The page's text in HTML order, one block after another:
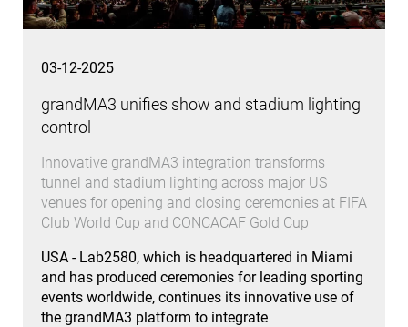
03-12-2025
grandMA3 unifies show and stadium lighting
control
Innovative grandMA3 integration transforms
tunnel and stadium lighting across major US
venues for opening and closing ceremonies at FIFA
Club World Cup and CONCACAF Gold Cup
USA - Lab2580, which is headquartered in Miami
and has produced ceremonies for leading sporting
events worldwide, continues its innovative use of
the grandMA3 platform to integrate